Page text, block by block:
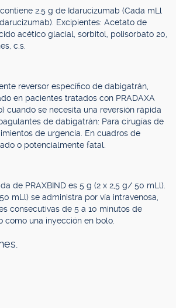
2,5 g de Idarucizumab (Cada mLl
Excipientes: Acetato de
acético glacial, sorbitol, polisorbato 20,
c.s.
reversor específico de dabigatrán,
en pacientes tratados con PRADAXA
cuando se necesita una reversión rápida
de dabigatrán: Para cirugías de
de urgencia. En cuadros de
o potencialmente fatal.
de PRAXBIND es 5 g (2 x 2,5 g/ 50 mLl).
mLl) se administra por vía intravenosa,
consecutivas de 5 a 10 minutos de
como una inyección en bolo.